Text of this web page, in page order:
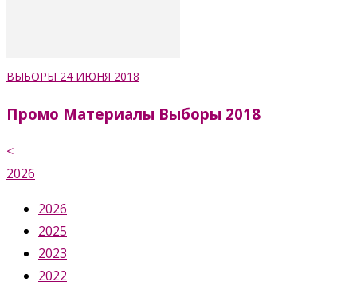
ВЫБОРЫ 24 ИЮНЯ 2018
Промо Материалы Выборы 2018
<
2026
2026
2025
2023
2022